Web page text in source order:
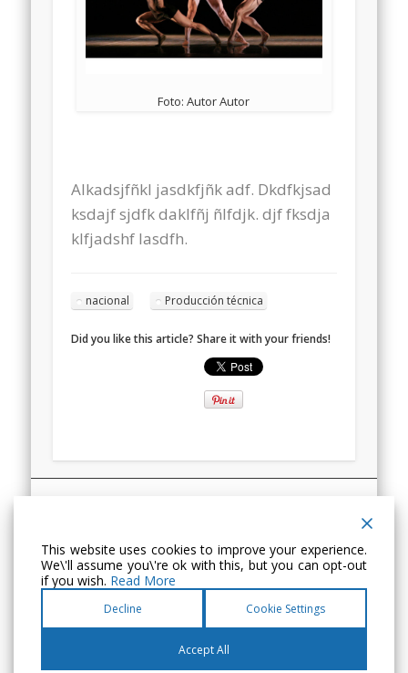
Foto: Autor Autor
Alkadsjfñkl jasdkfjñk adf. Dkdfkjsad
ksdajf sjdfk daklfñj ñlfdjk. djf fksdja
klfjadshf lasdfh.
nacional Producción técnica
Did you like this article? Share it with your friends!
Avda. Pirineos, 13, 1º E
22004 · Huesca (España)
Tel. +34 974 241 510
Información LegalAviso Legal y Política de Privacidad
This website uses cookies to improve your experience.
We\'ll assume you\'re ok with this, but you can opt-out
if you wish. Read More
Decline Cookie Settings
Accept All